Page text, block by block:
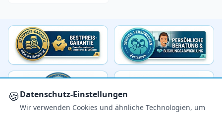
🍪Datenschutz-Einstellungen
Wir verwenden Cookies und ähnliche Technologien, um